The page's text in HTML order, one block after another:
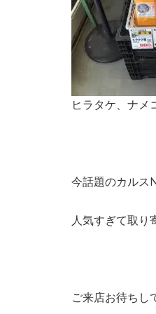
ヒラタケ、ナメ
今話題のカルス
人気すぎて取り
ご来店お待ちし